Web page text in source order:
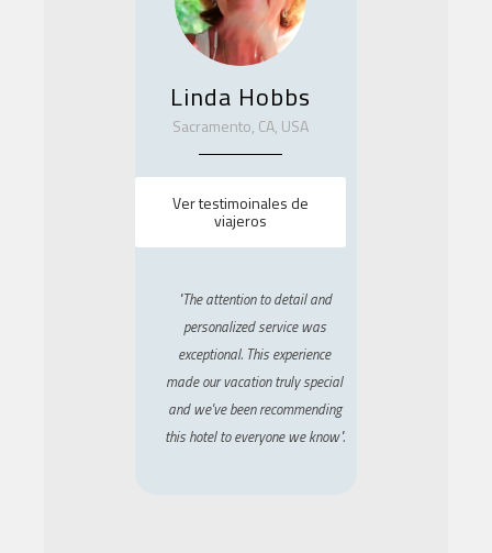
Linda Hobbs
Sacramento, CA, USA
Ver testimoinales de
viajeros
"The attention to detail and
personalized service was
exceptional. This experience
made our vacation truly special
and we've been recommending
this hotel to everyone we know".